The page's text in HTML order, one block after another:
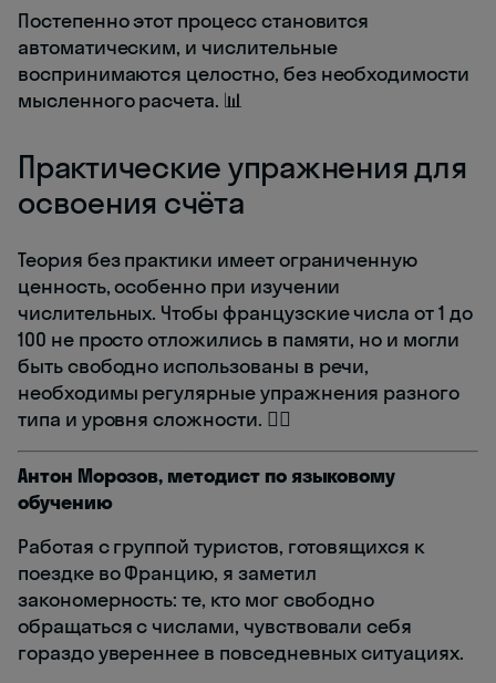
Постепенно этот процесс становится
автоматическим, и числительные
воспринимаются целостно, без необходимости
мысленного расчета. 📊
Практические упражнения для
освоения счёта
Теория без практики имеет ограниченную
ценность, особенно при изучении
числительных. Чтобы французские числа от 1 до
100 не просто отложились в памяти, но и могли
быть свободно использованы в речи,
необходимы регулярные упражнения разного
типа и уровня сложности. 🏋️‍♂️
Антон Морозов, методист по языковому
обучению
Работая с группой туристов, готовящихся к
поездке во Францию, я заметил
закономерность: те, кто мог свободно
обращаться с числами, чувствовали себя
гораздо увереннее в повседневных ситуациях.